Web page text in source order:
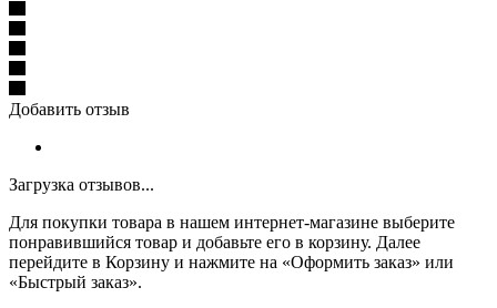
Добавить отзыв
Загрузка отзывов...
Для покупки товара в нашем интернет-магазине выберите
понравившийся товар и добавьте его в корзину. Далее
перейдите в Корзину и нажмите на «Оформить заказ» или
«Быстрый заказ».